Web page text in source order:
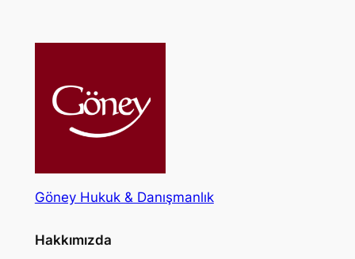
Göney Hukuk & Danışmanlık
Hakkımızda